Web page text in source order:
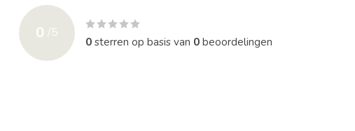
0 /5
0sterren op basis van 0beoordelingen